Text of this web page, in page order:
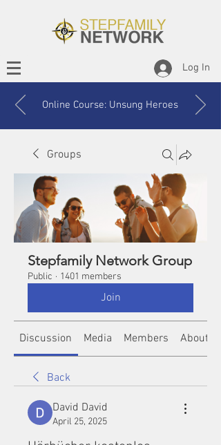
Log In
Online Course: Unsung Heroes
Groups
Stepfamily Network Group
Public · 1401 members
Join
Discussion Media Members About
Back
David David
April 25, 2025